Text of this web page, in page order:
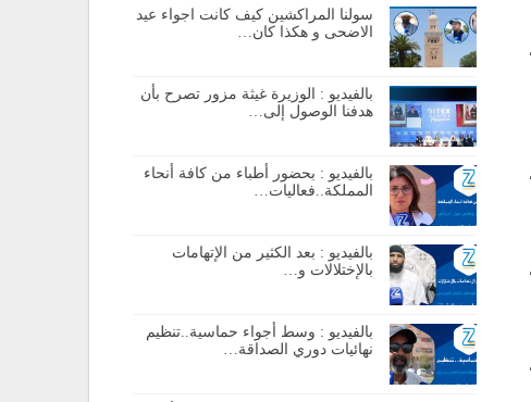
سولنا المراكشين كيف كانت اجواء عيد
الاضحى و هكذا كان…
بالفيديو : الوزيرة غيثة مزور تصرح بأن
هدفنا الوصول إلى…
بالفيديو : بحضور أطباء من كافة أنحاء
المملكة..فعاليات…
بالفيديو : بعد الكثير من الإتهامات
بالإختلالات و…
بالفيديو : وسط أجواء حماسية..تنظيم
نهائيات دوري الصداقة…